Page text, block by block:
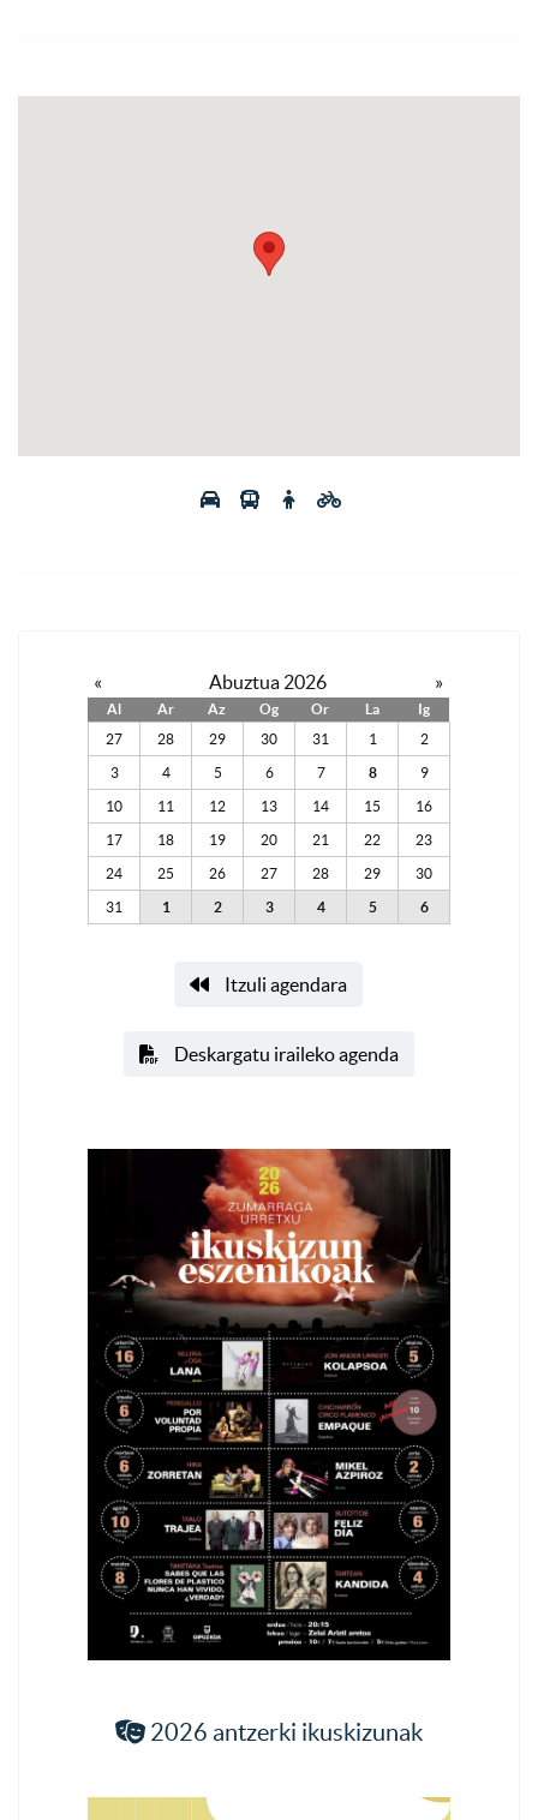
« Abuztua 2026 »
Al Ar Az Og Or La
Ig
27
28 29 30 31 1 2
3 4 5 6 7 8 9
10 11 12 13 14 15 16
17 18 19 20 21 22 23
24 25 26 27 28 29 30
31 1 2 3 4 5 6
Itzuli agendara
Deskargatu iraileko agenda
2026 antzerki ikuskizunak